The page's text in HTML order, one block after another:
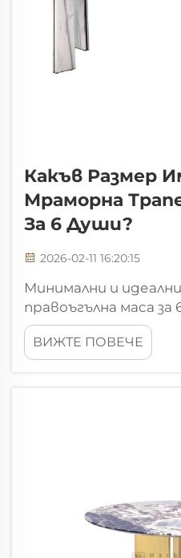
Какъв Размер
Мраморна
За 6 Души?
2026-02-11 16:20:15
Минимални и
правоъгълна маса
„60 см на човек“:
определяне на
правоъгълната
ВИЖТЕ ПОВЕЧЕ